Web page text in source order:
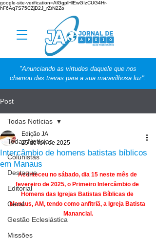
google-site-verification=AlGgplHlEwGIzCUG4Hr-
hF6Aq7S75CZjD2J_rZrN2Zo
"Anunciando as virtudes daquele que nos
chamou das trevas para a sua maravilhosa luz".
Post
Todas Notícias
Colunistas
Destaque
Editorial
Geral
Gestão Eclesiástica
Missões
Todas Notícias
Intercâmbio de homens batistas bíblicos
em Manaus
Edição JA
25 de fev. de 2025
Aconteceu no sábado, dia 15 neste mês de
fevereiro de 2025, o Primeiro Intercâmbio de
Homens das Igrejas Batistas Bíblicas de
Manaus, AM, tendo como anfitriã, a Igreja Batista
Manancial.